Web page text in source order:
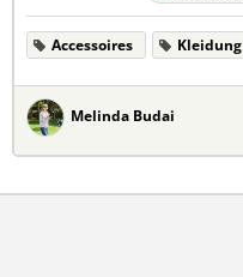
Accessoires Kleidung
Melinda Budai